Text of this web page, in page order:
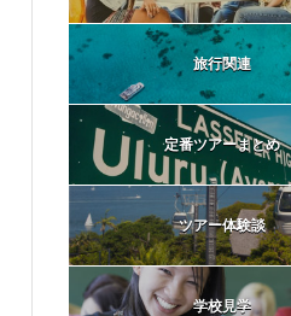
旅行関連
定番ツアーまとめ
ツアー体験談
学校見学